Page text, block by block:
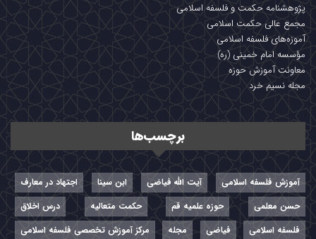
پژوهشنامه حکمت و فلسفه اسلامی
مجمع عالی حکمت اسلامی
آموزه‌های فلسفه اسلامی
مؤسسه امام خمینی (ره)
معاونت آموزش حوزه
مجله نسیم خرد
برچسب‌ها
آموزش فلسفه اسلامی آیت الله فیاضی ابن سینا
اجتهاد در معارف
حسن معلمی
حوزه علمیه قم حکمت متعالیه
درس اخلاق
فلسفه اسلامی
فیاضی مجله مرکز آموزش تخصصی فلسفه اسلامی